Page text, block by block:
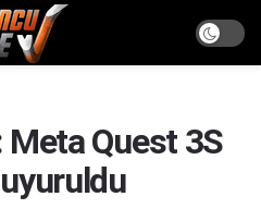
Meta Quest 3S